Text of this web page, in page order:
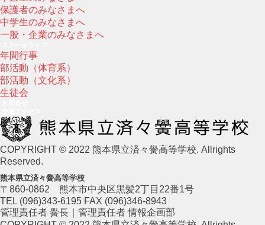
保護者のみなさまへ
中学生のみなさまへ
一般・企業のみなさまへ
年間行事
部活動（体育系）
部活動（文化系）
生徒会
COPYRIGHT © 2022 熊本県立済々黌高等学校. Allrights
Reserved.
熊本県立済々黌高等学校
〒860-0862 熊本市中央区黒髪2丁目22番1号
TEL (096)343-6195 FAX (096)346-8943
管理責任者 黌長｜管理責任者 情報企画部